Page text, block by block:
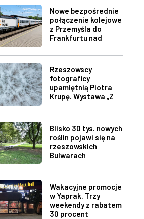
Nowe bezpośrednie
połączenie kolejowe
z Przemyśla do
Frankfurtu nad
Rzeszowscy
fotograficy
upamiętnią Piotra
Krupę. Wystawa „Z
Blisko 30 tys. nowych
roślin pojawi się na
rzeszowskich
Bulwarach
Wakacyjne promocje
w Yaprak. Trzy
weekendy z rabatem
30 procent